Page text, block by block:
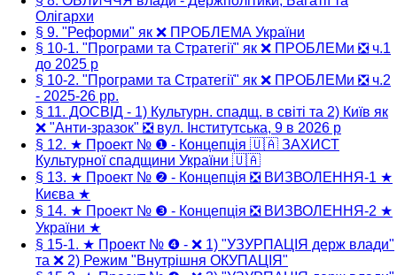
Олігархи
§ 9. "Реформи" як ❌ ПРОБЛЕМА України
§ 10-1. "Програми та Стратегії" як ❌ ПРОБЛЕМи ❎ ч.1
до 2025 р
§ 10-2. "Програми та Стратегії" як ❌ ПРОБЛЕМи ❎ ч.2
- 2025-26 рр.
§ 11. ДОСВІД - 1) Культурн. спадщ. в світі та 2) Київ як
❌ "Анти-зразок" ❎ вул. Інститутська, 9 в 2026 р
§ 12. ★ Проект № ❶ - Концепція 🇺🇦 ЗАХИСТ
Культурної спадщини України 🇺🇦
§ 13. ★ Проект № ❷ - Концепція ❎ ВИЗВОЛЕННЯ-1 ★
Києва ★
§ 14. ★ Проект № ❸ - Концепція ❎ ВИЗВОЛЕННЯ-2 ★
України ★
§ 15-1. ★ Проект № ❹ - ❌ 1) "УЗУРПАЦІЯ держ влади"
та ❌ 2) Режим "Внутрішня ОКУПАЦІЯ"